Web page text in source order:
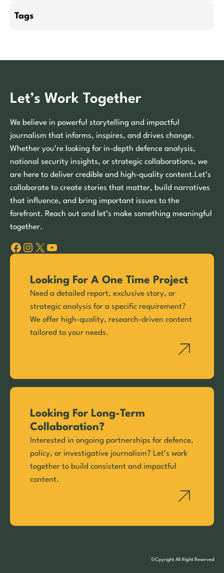
Tags
Let’s Work Together
We believe in powerful storytelling and impactful
journalism that informs, inspires, and drives change.
Whether you’re looking for in-depth defence analysis,
national security insights, or strategic collaborations, we
are here to deliver credible and high-quality content.Let’s
collaborate to create stories that matter, build narratives
that influence, and bring important issues to the
forefront. Reach out and let’s make something meaningful
together.
Facebook Instagram X YouTube
Looking For A One Time Project
Need a detailed report, exclusive story, or
strategic analysis for a specific requirement?
We offer high-quality, research-driven content
tailored to your needs.
Looking For Long-Term
Collaboration?
Interested in ongoing partnerships for defence,
policy, or investigative journalism? Let’s work
together to build consistent and impactful
content.
©Cpyright All Right Reserved